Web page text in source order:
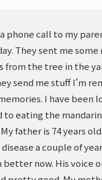
phone call to my
They sent me some
from the tree in the
send me stuff I'm
I have been
to eating the
father is 74 years
a couple of
better now. His voice